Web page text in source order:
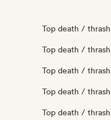
Top death /
Top death /
Top death /
Top death /
Top death /